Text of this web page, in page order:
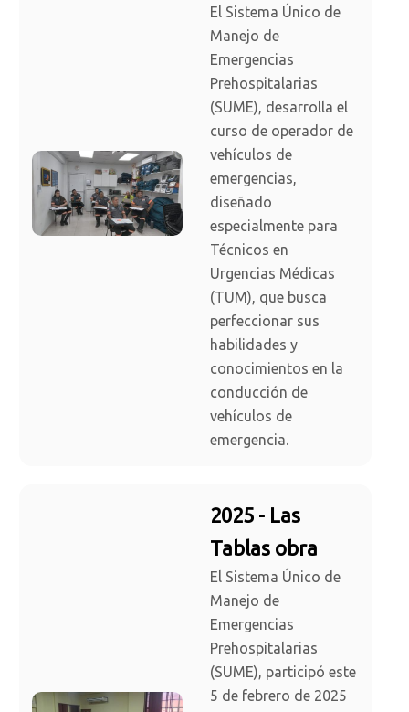
El Sistema Único de
Manejo de
Emergencias
Prehospitalarias
(SUME), desarrolla el
curso de operador de
vehículos de
emergencias,
diseñado
especialmente para
Técnicos en
Urgencias Médicas
(TUM), que busca
perfeccionar sus
habilidades y
conocimientos en la
conducción de
vehículos de
emergencia.
2025 - Las
Tablas obra
El Sistema Único de
Manejo de
Emergencias
Prehospitalarias
(SUME), participó este
5 de febrero de 2025